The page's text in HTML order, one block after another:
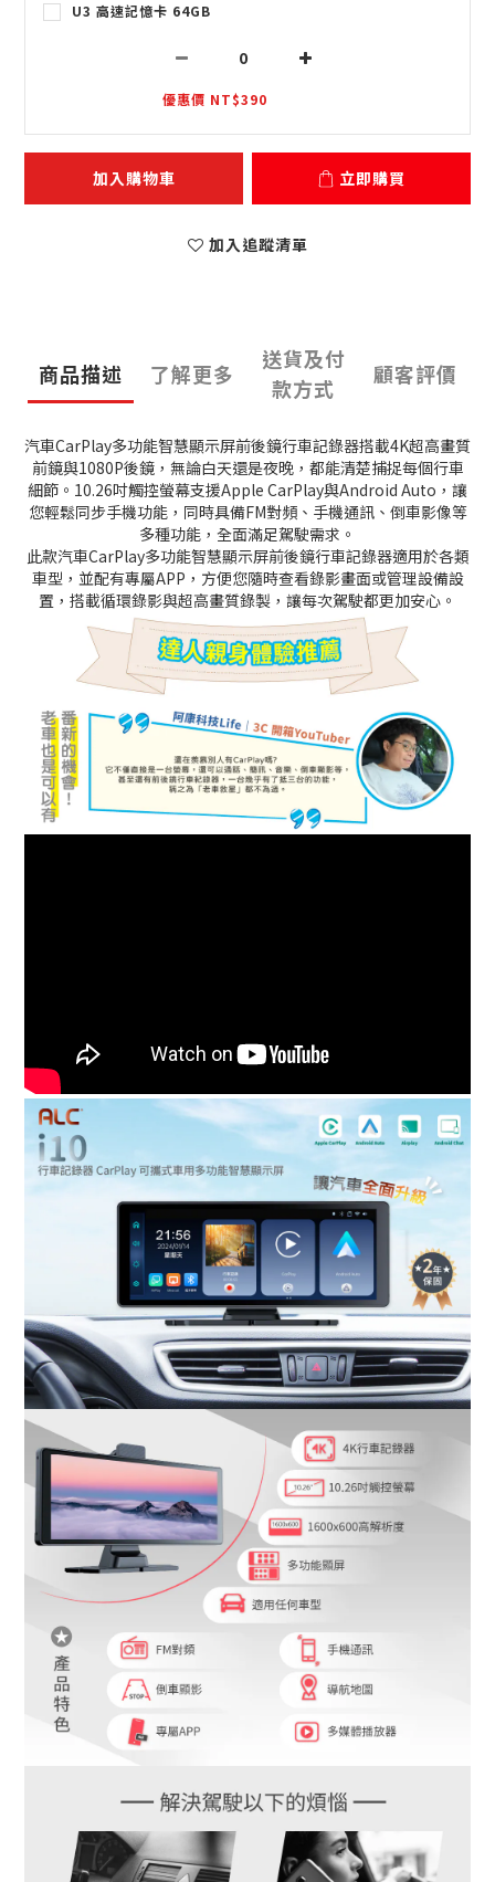
U3 高速記憶卡 64GB
優惠價 NT$390
加入購物車 立即購買
加入追蹤清單
商品描述 了解更多
送貨及付
款方式
顧客評價
汽車CarPlay多功能智慧顯示屏前後鏡行車記錄器搭載4K超高畫質
前鏡與1080P後鏡，無論白天還是夜晚，都能清楚捕捉每個行車
細節。10.26吋觸控螢幕支援Apple CarPlay與Android Auto，讓
您輕鬆同步手機功能，同時具備FM對頻、手機通訊、倒車影像等
多種功能，全面滿足駕駛需求。
此款汽車CarPlay多功能智慧顯示屏前後鏡行車記錄器適用於各類
車型，並配有專屬APP，方便您隨時查看錄影畫面或管理設備設
置，搭載循環錄影與超高畫質錄製，讓每次駕駛都更加安心。